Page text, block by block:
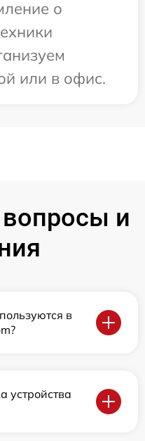
о
или в офис.
и
в
устройства